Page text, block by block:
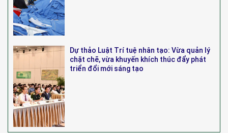
Dự thảo Luật Trí tuệ nhân tạo: Vừa quản lý
chặt chẽ, vừa khuyến khích thúc đẩy phát
triển đổi mới sáng tạo